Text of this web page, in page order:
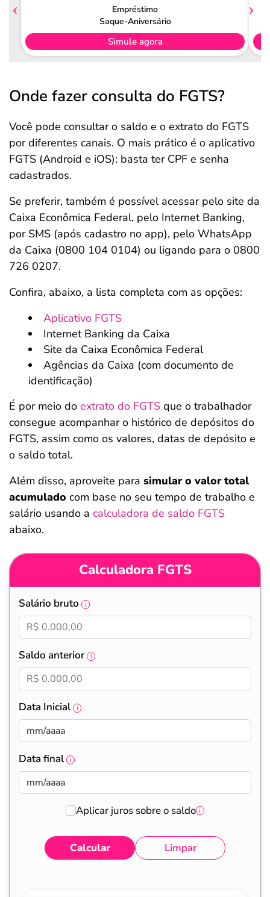
Empréstimo
Saque-Aniversário
Simule agora
Onde fazer consulta do FGTS?
Você pode consultar o saldo e o extrato do FGTS
por diferentes canais. O mais prático é o aplicativo
FGTS (Android e iOS): basta ter CPF e senha
cadastrados.
Se preferir, também é possível acessar pelo site da
Caixa Econômica Federal, pelo Internet Banking,
por SMS (após cadastro no app), pelo WhatsApp
da Caixa (0800 104 0104) ou ligando para o 0800
726 0207.
Confira, abaixo, a lista completa com as opções:
Aplicativo FGTS
Internet Banking da Caixa
Site da Caixa Econômica Federal
Agências da Caixa (com documento de
identificação)
É por meio do extrato do FGTS que o trabalhador
consegue acompanhar o histórico de depósitos do
FGTS, assim como os valores, datas de depósito e
o saldo total.
Além disso, aproveite para simular o valor total
acumulado com base no seu tempo de trabalho e
salário usando a calculadora de saldo FGTS
abaixo.
Calculadora FGTS
Salário bruto
Saldo anterior
Data Inicial
Data final
Aplicar juros sobre o saldo
Calcular Limpar